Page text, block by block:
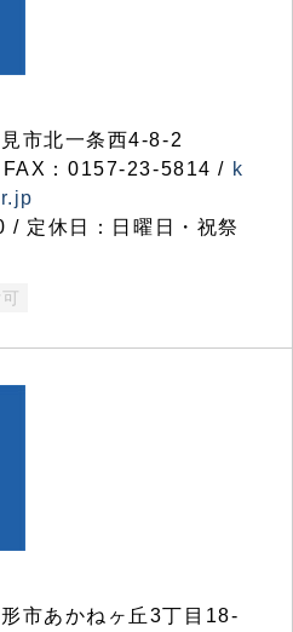
市北一条西4-8-2
：0157-23-5814 / k
定休日：日曜日・祝祭
市あかねヶ丘3丁目18-